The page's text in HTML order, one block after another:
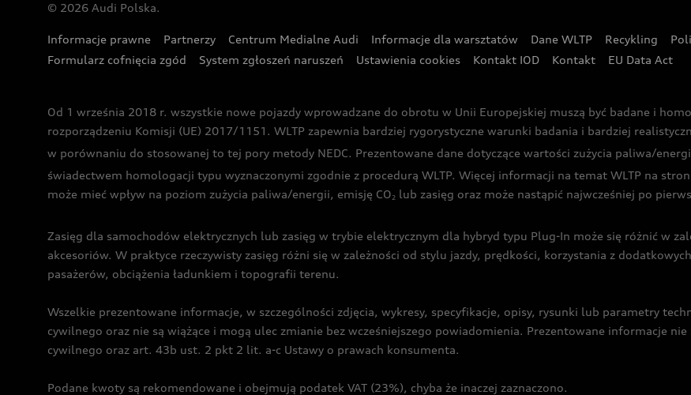
© 2026 Audi Polska.
Informacje prawne Partnerzy Centrum Medialne Audi Informacje dla warsztatów Dane WLTP Recykling
Formularz cofnięcia zgód
System zgłoszeń naruszeń Ustawienia cookies Kontakt IOD Kontakt EU Data Act
Od 1 września 2018 r. wszystkie nowe pojazdy wprowadzane do obrotu w Unii Europejskiej muszą być badane i
rozporządzeniu Komisji (UE) 2017/1151. WLTP zapewnia bardziej rygorystyczne warunki badania i bardziej
w porównaniu do stosowanej to tej pory metody NEDC. Prezentowane dane dotyczące wartości zużycia paliwa/
świadectwem homologacji typu wyznaczonymi zgodnie z procedurą WLTP. Więcej informacji na temat WLTP na
może mieć wpływ na poziom zużycia paliwa/energii, emisję CO2 lub zasięg oraz może nastąpić najwcześniej po
Zasięg dla samochodów elektrycznych lub zasięg w trybie elektrycznym dla hybryd typu Plug-In może się różnić w
akcesoriów. W praktyce rzeczywisty zasięg różni się w zależności od stylu jazdy, prędkości, korzystania z
pasażerów, obciążenia ładunkiem i topografii terenu.
Wszelkie prezentowane informacje, w szczególności zdjęcia, wykresy, specyfikacje, opisy, rysunki lub parametry
cywilnego oraz nie są wiążące i mogą ulec zmianie bez wcześniejszego powiadomienia. Prezentowane informacje
cywilnego oraz art. 43b ust. 2 pkt 2 lit. a-c Ustawy o prawach konsumenta.
Podane kwoty są rekomendowane i obejmują podatek VAT (23%), chyba że inaczej zaznaczono.